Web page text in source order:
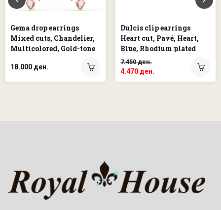
Gema drop earrings
Mixed cuts, Chandelier,
Multicolored, Gold-tone
18.000 ден.
Dulcis clip earrings
Heart cut, Pavé, Heart,
Blue, Rhodium plated
7.450 ден.
4.470 ден.